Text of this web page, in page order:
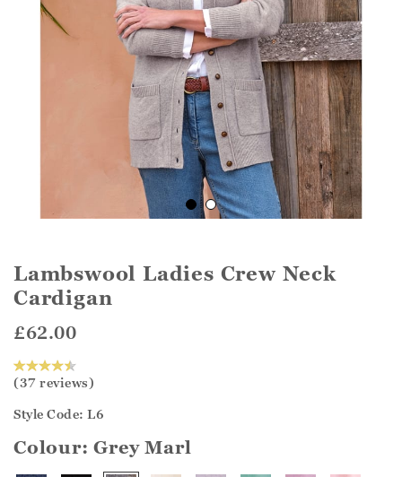
Lambswool Ladies Crew Neck
Cardigan
£62.00
(37 reviews)
Style Code: L6
Colour:Grey Marl